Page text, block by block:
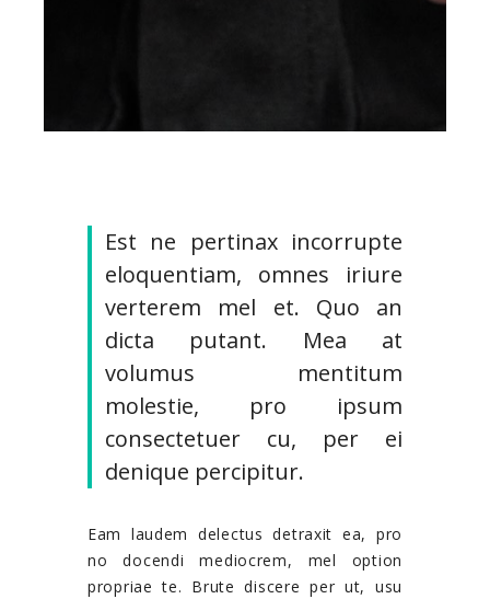
Est ne pertinax incorrupte
eloquentiam, omnes iriure
verterem mel et. Quo an
dicta putant. Mea at
volumus mentitum
molestie, pro ipsum
consectetuer cu, per ei
denique percipitur.
Eam laudem delectus detraxit ea, pro
no docendi mediocrem, mel option
propriae te. Brute discere per ut, usu